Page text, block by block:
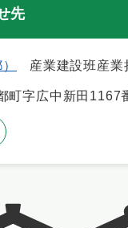
先
産業建設班産業
町字広中新田1167